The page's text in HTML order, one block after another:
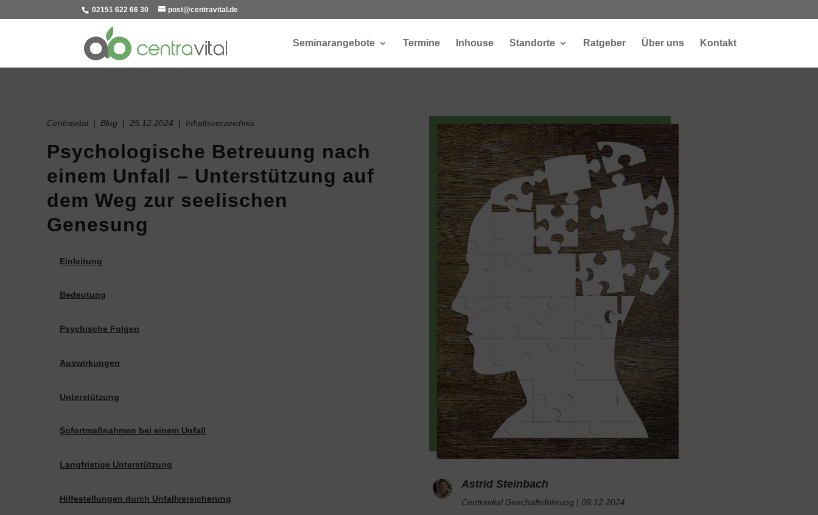
02151 622 66 30 post@centravital.de
Seminarangebote Termine Inhouse Standorte Ratgeber Über uns Kontakt
Centravital | Blog | 25.12.2024 | Inhaltsverzeichnis
Psychologische Betreuung nach
einem Unfall – Unterstützung auf
dem Weg zur seelischen
Genesung
Einleitung
Bedeutung
Psychische Folgen
Auswirkungen
Unterstützung
Sofortmaßnahmen bei einem Unfall
Langfristige Unterstützung
Hilfestellungen durch Unfallversicherung
Astrid Steinbach
Centravital Geschäftsführung | 09.12.2024